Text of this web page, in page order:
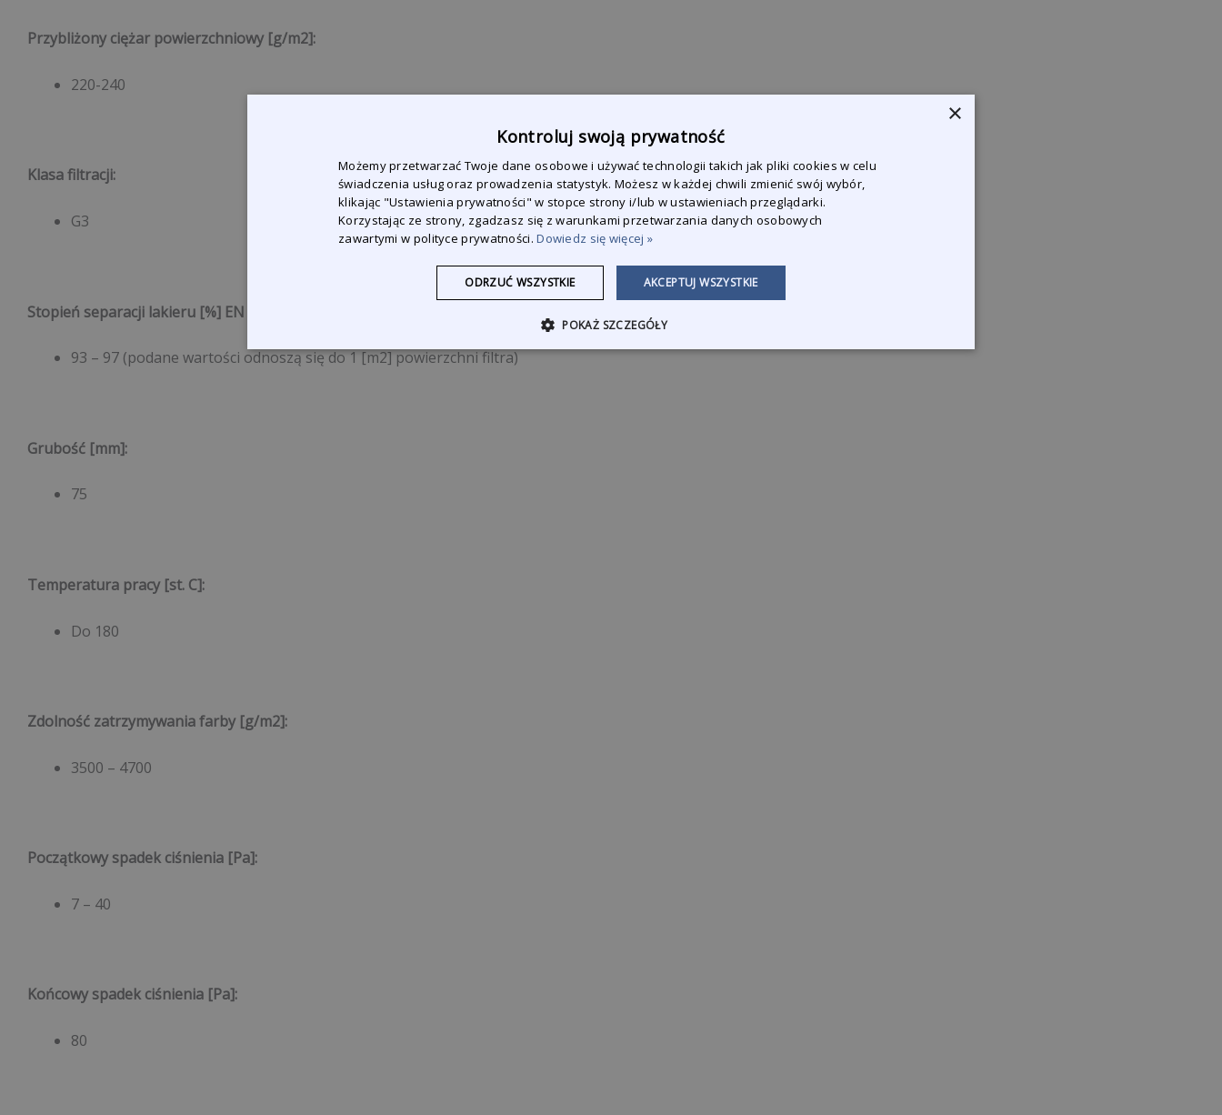
Przybliżony ciężar powierzchniowy [g/m2]:
220-240
Klasa filtracji:
G3
Stopień separacji lakieru [%] EN 779
93 – 97 (podane wartości odnoszą się do 1 [m2] powierzchni filtra)
Grubość [mm]:
75
Temperatura pracy [st. C]:
Do 180
Zdolność zatrzymywania farby [g/m2]:
3500 – 4700
Początkowy spadek ciśnienia [Pa]:
7 – 40
Końcowy spadek ciśnienia [Pa]:
80
×
Kontroluj swoją prywatność
Możemy przetwarzać Twoje dane osobowe i używać technologii takich jak pliki cookies w celu
świadczenia usług oraz prowadzenia statystyk. Możesz w każdej chwili zmienić swój wybór,
klikając "Ustawienia prywatności" w stopce strony i/lub w ustawieniach przeglądarki.
Korzystając ze strony, zgadzasz się z warunkami przetwarzania danych osobowych
zawartymi w polityce prywatności.Dowiedz się więcej »
AKCEPTUJ WSZYSTKIE
ODRZUĆ WSZYSTKIE
POKAŻ SZCZEGÓŁY